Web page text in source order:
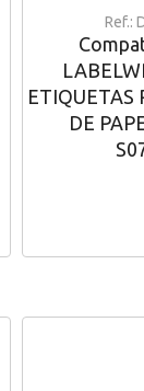
Ref.:
ETIQUETAS
DE